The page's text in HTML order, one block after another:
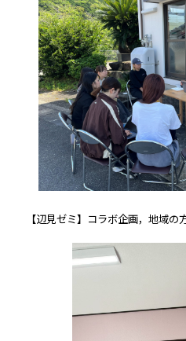
【辺見ゼミ】コラボ企画，地域